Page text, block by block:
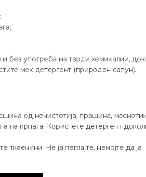
без употреба на тврди хемикалии,
мек детергент (природен сапун).
од нечистотија, прашина,
на крпата. Користете детергент
ткаенини. Не ја пеглајте, немојте да ја